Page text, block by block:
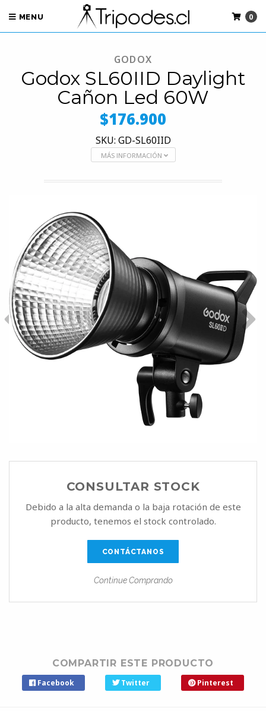
MENU 0
GODOX
Godox SL60IID Daylight
Cañon Led 60W
$176.900
SKU: GD-SL60IID
MÁS INFORMACIÓN
CONSULTAR STOCK
Debido a la alta demanda o la baja rotación de este
producto, tenemos el stock controlado.
CONTÁCTANOS
Continue Comprando
COMPARTIR ESTE PRODUCTO
Facebook Twitter Pinterest